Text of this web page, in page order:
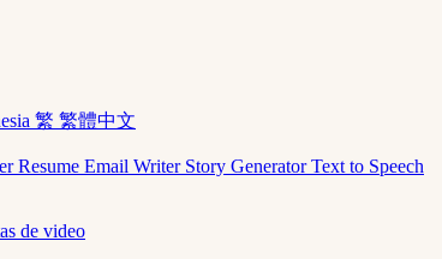
繁 繁體中文
Resume Email Writer Story GeneratorText to Speech
de video